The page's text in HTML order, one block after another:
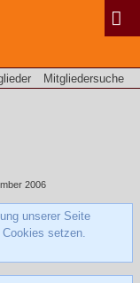
Mitgliedersuche
2006
unserer Seite
setzen.